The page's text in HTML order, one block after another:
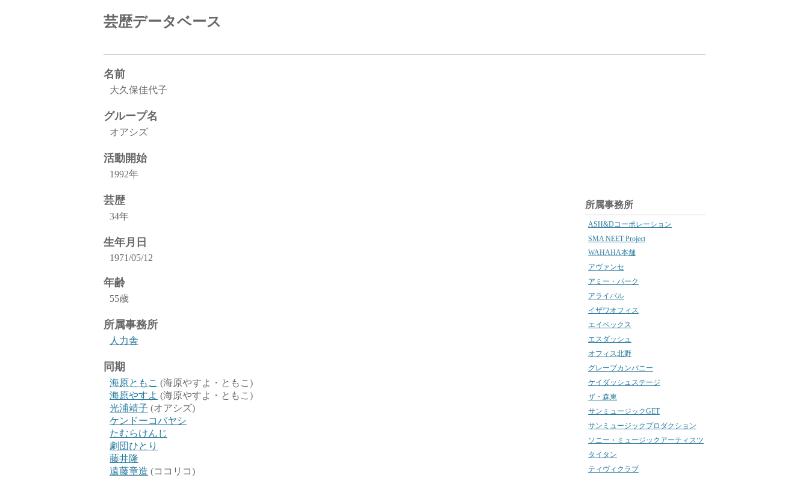
芸歴データベース
名前
大久保佳代子
グループ名
オアシズ
活動開始
1992年
芸歴
34年
生年月日
1971/05/12
年齢
55歳
所属事務所
人力舎
同期
海原ともこ (海原やすよ・ともこ)
海原やすよ (海原やすよ・ともこ)
光浦靖子 (オアシズ)
ケンドーコバヤシ
たむらけんじ
劇団ひとり
藤井隆
遠藤章造 (ココリコ)
所属事務所
ASH&Dコーポレーション
SMA NEET Project
WAHAHA本舗
アヴァンセ
アミー・パーク
アライバル
イザワオフィス
エイベックス
エスダッシュ
オフィス北野
グレープカンパニー
ケイダッシュステージ
ザ・森東
サンミュージックGET
サンミュージックプロダクション
ソニー・ミュージックアーティスツ
タイタン
ティヴィクラブ